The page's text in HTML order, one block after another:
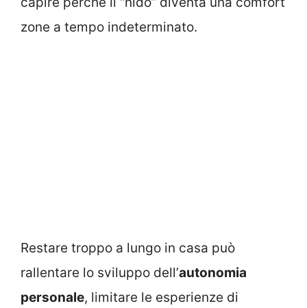
zone a tempo indeterminato.
Restare troppo a lungo in casa può
rallentare lo sviluppo dell’autonomia
personale, limitare le esperienze di